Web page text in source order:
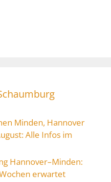
Minden, Hannover
Alle Infos im
Hannover–Minden:
erwartet